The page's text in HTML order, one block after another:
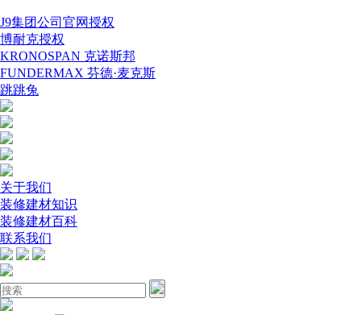
J9集团公司官网授权
博耐克授权
KRONOSPAN 克诺斯邦
FUNDERMAX 芬德·麦克斯
跳跳兔
关于我们
装修建材知识
装修建材百科
联系我们